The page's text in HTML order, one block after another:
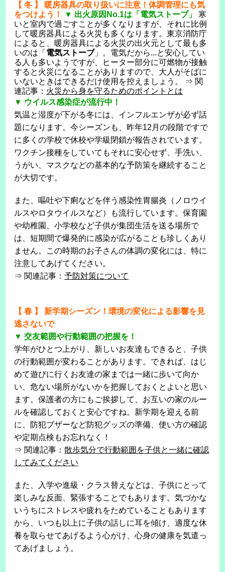
【 冬 】 暖房器具の取り扱いに注意！体調管理にも気
をつけよう！
▼ 出火原因No.1は「電気ストーブ」
寒
いと室内で過ごすことが多くなりますが、それに比例
して暖房器具による火災も多くなります。東京消防庁
によると、暖房器具による火災の出火元として最も多
いのは「 電気ストーブ 」。電気だから...と安心してい
る人も多いようですが、ヒーター部分に可燃物が接触
すると火災になることがありますので、大人がそばに
いないときはできるだけ使用を控えましょう。 ⇒ 関
連記事： 火災から身を守るためのポイントとは
▼ ウイルス感染症が流行中！
気温と湿度が下がる冬には、インフルエンザが必ず話
題になります。今シーズンも、昨年12月の段階ですで
に多くの学校で休校や学級閉鎖が報告されています。
ワクチン接種をしていてもそれに安心せず、手洗い、
うがい、マスクなどの基本的な予防策を継続すること
が大切です。
また、嘔吐や下痢などを伴う感染性胃腸炎（ノロウイ
ルスやロタウイルスなど）も流行しています。保育園
や幼稚園、小学校など子供が集団生活を送る場所で
は、短期間で爆発的に感染が広がることも珍しくあり
ません。この時期のお子さんの体調の変化には、特に
注意してあげてください。
⇒ 関連記事：予防対策について
【 春 】 新学期シーズン！環境の変化による影響を見
逃さないで
▼ 交友範囲や行動範囲の把握を！
学年がひとつ上がり、新しいお友達もできると、子供
の行動範囲が変わることがあります。できれば、はじ
めて遊びに行くお友達の家までは一緒に歩いて向か
い、危ない場所がないかを把握しておくとよいと思い
ます。保護者の方にもご挨拶して、お互いの家のルー
ルを確認しておくと安心ですね。新学期を迎える前
に、防犯ブザーなど防犯グッズの準備、使い方の確認
や定期点検もお忘れなく！
⇒ 関連記事：散歩気分で行動範囲を子供と一緒に確認
してみてください
また、入学や進級・クラス替えなどは、子供にとって
楽しみな反面、緊張することでもあります。気づかな
いうちにストレスや疲れをためていることもあります
から、いつも以上に子供の話しに耳を傾け、適度な休
養を取らせてあげるよう心がけ、心身の健康を気遣っ
てあげましょう。